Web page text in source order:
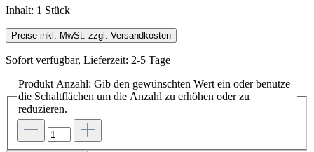
Inhalt: 1 Stück
Preise inkl. MwSt. zzgl. Versandkosten
Sofort verfügbar, Lieferzeit: 2-5 Tage
Produkt Anzahl: Gib den gewünschten Wert ein oder benutze
die Schaltflächen um die Anzahl zu erhöhen oder zu
reduzieren.